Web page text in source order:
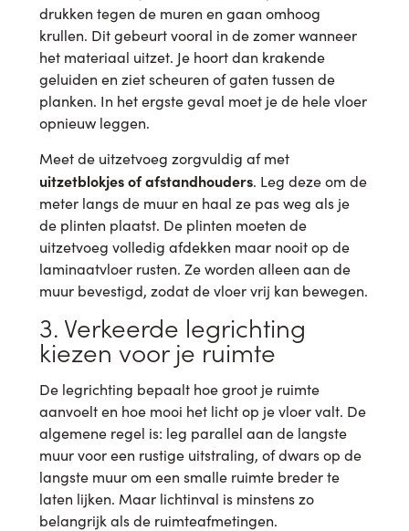
drukken tegen de muren en gaan omhoog
krullen. Dit gebeurt vooral in de zomer wanneer
het materiaal uitzet. Je hoort dan krakende
geluiden en ziet scheuren of gaten tussen de
planken. In het ergste geval moet je de hele vloer
opnieuw leggen.
Meet de uitzetvoeg zorgvuldig af met
uitzetblokjes of afstandhouders. Leg deze om de
meter langs de muur en haal ze pas weg als je
de plinten plaatst. De plinten moeten de
uitzetvoeg volledig afdekken maar nooit op de
laminaatvloer rusten. Ze worden alleen aan de
muur bevestigd, zodat de vloer vrij kan bewegen.
3. Verkeerde legrichting
kiezen voor je ruimte
De legrichting bepaalt hoe groot je ruimte
aanvoelt en hoe mooi het licht op je vloer valt. De
algemene regel is: leg parallel aan de langste
muur voor een rustige uitstraling, of dwars op de
langste muur om een smalle ruimte breder te
laten lijken. Maar lichtinval is minstens zo
belangrijk als de ruimteafmetingen.